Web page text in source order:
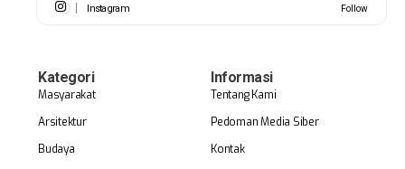
Instagram Follow
Kategori
Masyarakat
Arsitektur
Budaya
Informasi
Tentang Kami
Pedoman Media Siber
Kontak